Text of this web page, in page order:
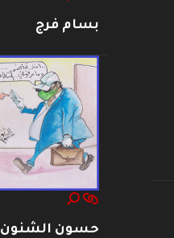
بسام فرج
حسون الشنون